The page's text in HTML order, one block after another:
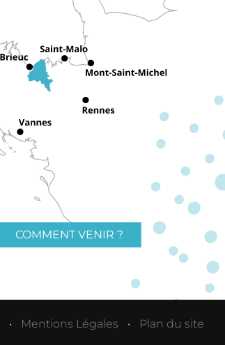
COMMENT VENIR ?
Mentions Légales Plan du site